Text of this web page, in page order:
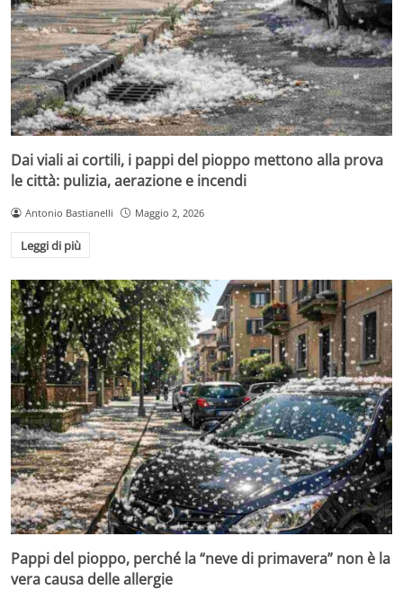
Dai viali ai cortili, i pappi del pioppo mettono alla prova
le città: pulizia, aerazione e incendi
Antonio Bastianelli Maggio 2, 2026
Leggi di più
Pappi del pioppo, perché la “neve di primavera” non è la
vera causa delle allergie